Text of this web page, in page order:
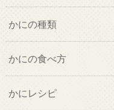
かにの種類
かにの食べ方
かにレシピ